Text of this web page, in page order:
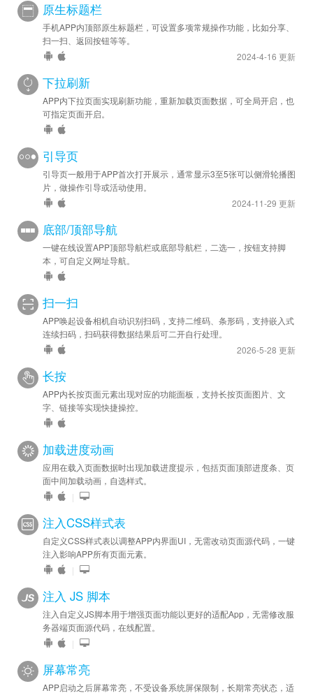
原生标题栏
手机APP内顶部原生标题栏，可设置多项常规操作功能，比如分享、
扫一扫、返回按钮等等。
2024-4-16 更新
下拉刷新
APP内下拉页面实现刷新功能，重新加载页面数据，可全局开启，也
可指定页面开启。
引导页
引导页一般用于APP首次打开展示，通常显示3至5张可以侧滑轮播图
片，做操作引导或活动使用。
2024-11-29 更新
底部/顶部导航
一键在线设置APP顶部导航栏或底部导航栏，二选一，按钮支持脚
本，可自定义网址导航。
扫一扫
APP唤起设备相机自动识别扫码，支持二维码、条形码，支持嵌入式
连续扫码，扫码获得数据结果后可二开自行处理。
2026-5-28 更新
长按
APP内长按页面元素出现对应的功能面板，支持长按页面图片、文
字、链接等实现快捷操控。
加载进度动画
应用在载入页面数据时出现加载进度提示，包括页面顶部进度条、页
面中间加载动画，自选样式。
|
注入CSS样式表
自定义CSS样式表以调整APP内界面UI，无需改动页面源代码，一键
注入影响APP所有页面元素。
|
注入 JS 脚本
注入自定义JS脚本用于增强页面功能以更好的适配App，无需修改服
务器端页面源代码，在线配置。
|
屏幕常亮
APP启动之后屏幕常亮，不受设备系统屏保限制，长期常亮状态，适